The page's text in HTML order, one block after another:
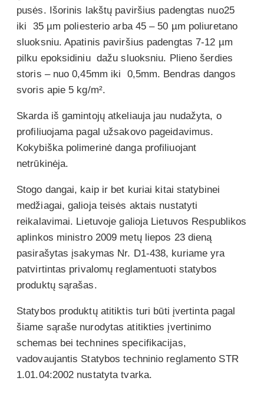
pusės. Išorinis lakštų paviršius padengtas nuo25
iki 35 µm poliesterio arba 45 – 50 µm poliuretano
sluoksniu. Apatinis paviršius padengtas 7-12 µm
pilku epoksidiniu dažu sluoksniu. Plieno šerdies
storis – nuo 0,45mm iki 0,5mm. Bendras dangos
svoris apie 5 kg/m².
Skarda iš gamintojų atkeliauja jau nudažyta, o
profiliuojama pagal užsakovo pageidavimus.
Kokybiška polimerinė danga profiliuojant
netrūkinėja.
Stogo dangai, kaip ir bet kuriai kitai statybinei
medžiagai, galioja teisės aktais nustatyti
reikalavimai. Lietuvoje galioja Lietuvos Respublikos
aplinkos ministro 2009 metų liepos 23 dieną
pasirašytas įsakymas Nr. D1-438, kuriame yra
patvirtintas privalomų reglamentuoti statybos
produktų sąrašas.
Statybos produktų atitiktis turi būti įvertinta pagal
šiame sąraše nurodytas atitikties įvertinimo
schemas bei technines specifikacijas,
vadovaujantis Statybos techninio reglamento STR
1.01.04:2002 nustatyta tvarka.